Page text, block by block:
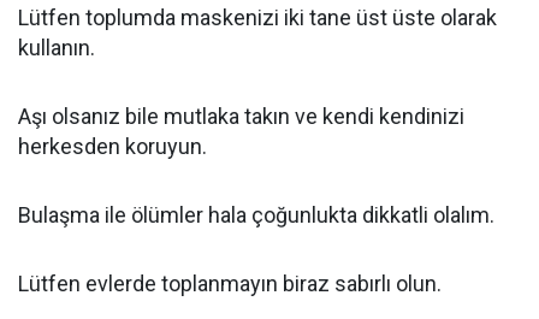
Lütfen toplumda maskenizi iki tane üst üste olarak
kullanın.
Aşı olsanız bile mutlaka takın ve kendi kendinizi
herkesden koruyun.
Bulaşma ile ölümler hala çoğunlukta dikkatli olalım.
Lütfen evlerde toplanmayın biraz sabırlı olun.